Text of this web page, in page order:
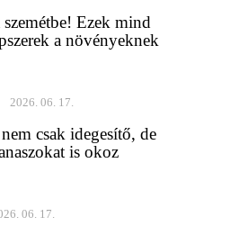
Ezek mind
a növényeknek
2026. 06. 17.
csak idegesítő, de
is okoz
06. 17.